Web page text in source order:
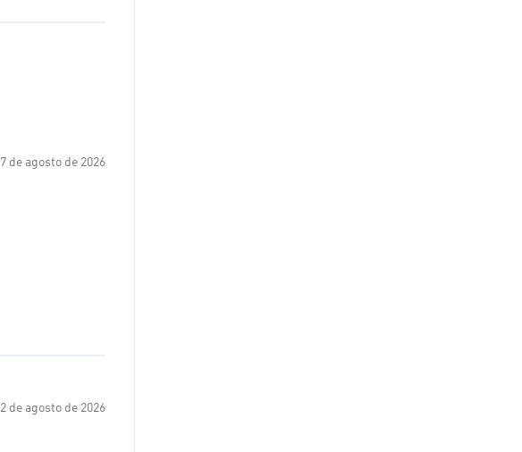
7 de agosto de 2026
2 de agosto de 2026